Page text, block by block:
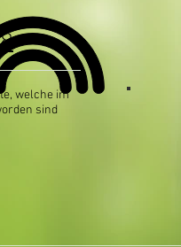
welche im
sind